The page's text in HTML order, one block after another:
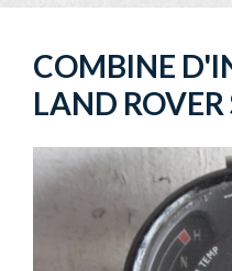
COMBINE
LAND ROVER